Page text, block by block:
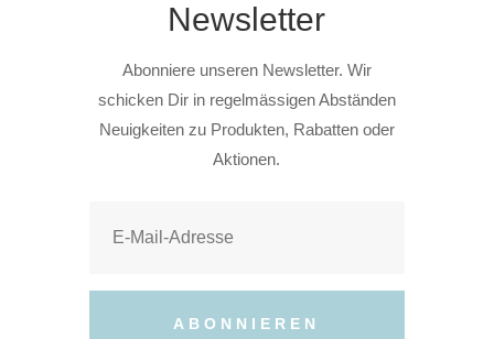
Newsletter
Abonniere unseren Newsletter. Wir
schicken Dir in regelmässigen Abständen
Neuigkeiten zu Produkten, Rabatten oder
Aktionen.
ABONNIEREN